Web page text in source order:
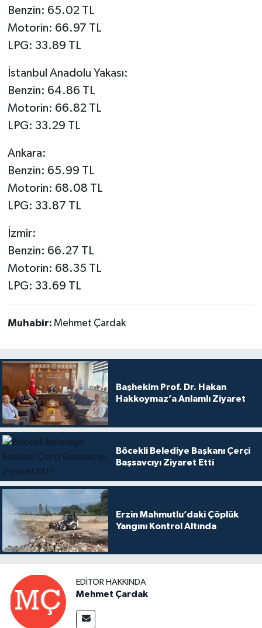
Benzin: 65.02 TL
Motorin: 66.97 TL
LPG: 33.89 TL
İstanbul Anadolu Yakası:
Benzin: 64.86 TL
Motorin: 66.82 TL
LPG: 33.29 TL
Ankara:
Benzin: 65.99 TL
Motorin: 68.08 TL
LPG: 33.87 TL
İzmir:
Benzin: 66.27 TL
Motorin: 68.35 TL
LPG: 33.69 TL
Muhabir: Mehmet Çardak
Başhekim Prof. Dr. Hakan
Hakkoymaz’a Anlamlı Ziyaret
Böcekli Belediye Başkanı Çerçi
Başsavcıyı Ziyaret Etti
Erzin Mahmutlu’daki Çöplük
Yangını Kontrol Altında
EDITÖR HAKKINDA
Mehmet Çardak